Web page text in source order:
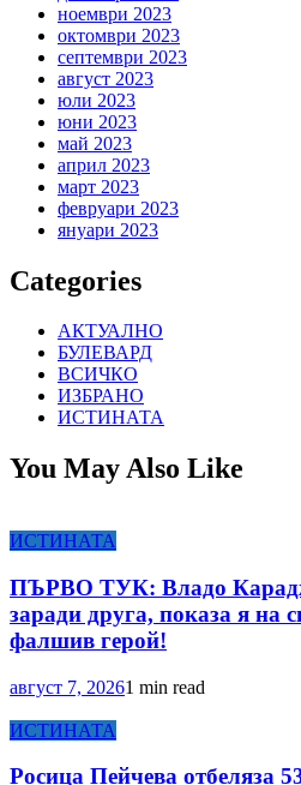
ноември 2023
октомври 2023
септември 2023
август 2023
юли 2023
юни 2023
май 2023
април 2023
март 2023
февруари 2023
януари 2023
Categories
АКТУАЛНО
БУЛЕВАРД
ВСИЧКО
ИЗБРАНО
ИСТИНАТА
You May Also Like
ИСТИНАТА
ПЪРВО ТУК: Владо
заради друга, показа я на
фалшив герой!
август 7, 20261 min read
ИСТИНАТА
Росица Пейчева отбеляза